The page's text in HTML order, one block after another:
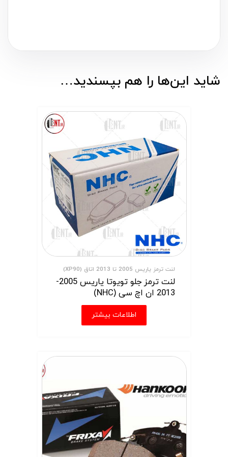
شاید این‌ها را هم بپسندید…
لنت ترمز یاریس 2005 تا 2013 اتاق (XP90)
لنت ترمز جلو تویوتا یاریس 2005-
2013 ان اچ سی (NHC)
اطلاعات بیشتر